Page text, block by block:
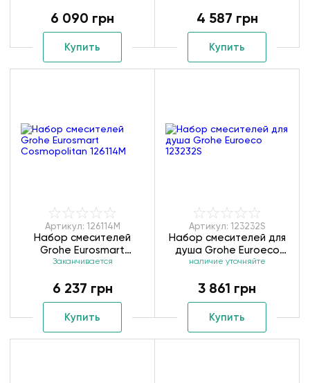
6 090 грн
Купить
4 587 грн
Купить
Артикул: 126114M
Набор смесителей
Grohe Eurosmart
Cosmopolitan 126114M
Заканчивается
6 237 грн
Купить
Артикул: 123232S
Набор смесителей для
душа Grohe Euroeco
123232S
наличие уточняйте
3 861 грн
Купить